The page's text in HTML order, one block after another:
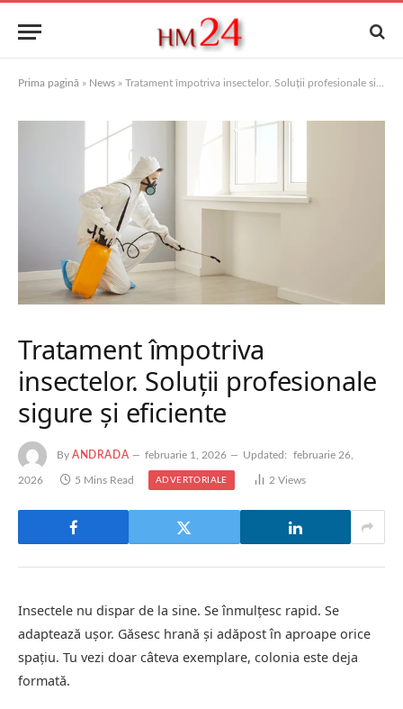
Prima pagină » News » Tratament împotriva insectelor. Soluții profesionale sigure și eficiente
Tratament împotriva
insectelor. Soluții profesionale
sigure și eficiente
By ANDRADA februarie 1, 2026 Updated: februarie 26,
2026 5 Mins Read ADVERTORIALE 2 Views
Insectele nu dispar de la sine. Se înmulțesc rapid. Se
adaptează ușor. Găsesc hrană și adăpost în aproape orice
spațiu. Tu vezi doar câteva exemplare, colonia este deja
formată.